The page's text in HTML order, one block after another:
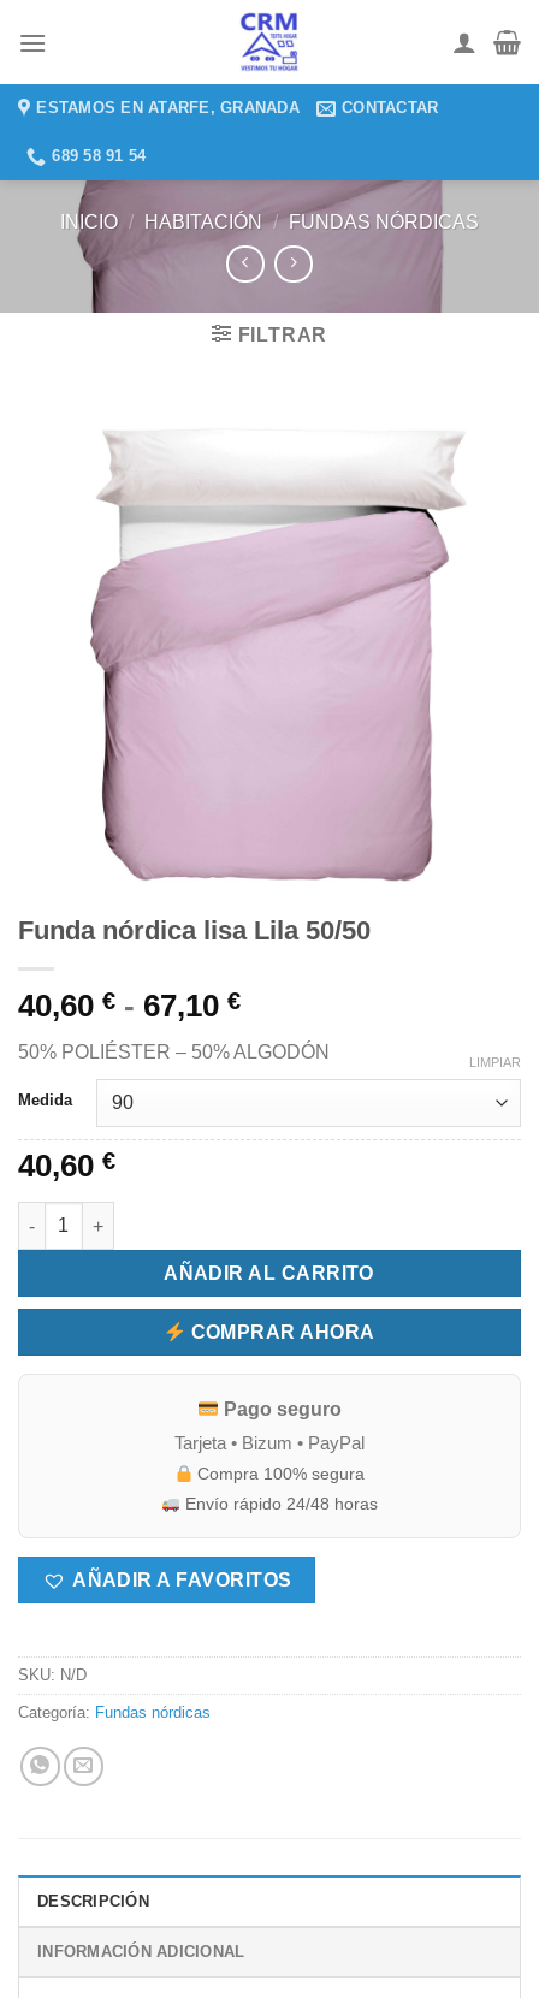
ESTAMOS EN ATARFE, GRANADA CONTACTAR
689 58 91 54
INICIO / HABITACIÓN / FUNDAS NÓRDICAS
FILTRAR
Funda nórdica lisa Lila 50/50
40,60 € - 67,10 €Rango
de
precios:
40,60 €
50% POLIÉSTER – 50% ALGODÓN
Medida
LIMPIAR
40,60 €
Funda nórdica lisa Lila 50/50 cantidad
AÑADIR AL CARRITO
COMPRAR AHORA
Pago seguro
Tarjeta • Bizum • PayPal
Compra 100% segura
Envío rápido 24/48 horas
AÑADIR A FAVORITOS
SKU: N/D
Categoría: Fundas nórdicas
DESCRIPCIÓN
INFORMACIÓN ADICIONAL